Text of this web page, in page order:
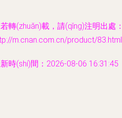
轉(zhuǎn)載，請(qǐng)注明出處：
m.cnan.com.cn/product/83.html
時(shí)間：2026-08-06 16:31:45